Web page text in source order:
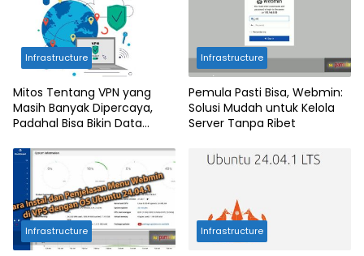
Infrastructure
Mitos Tentang VPN yang
Masih Banyak Dipercaya,
Padahal Bisa Bikin Data
Infrastructure
Pemula Pasti Bisa, Webmin:
Solusi Mudah untuk Kelola
Server Tanpa Ribet
Infrastructure Infrastructure